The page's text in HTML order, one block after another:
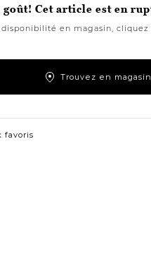
goût! Cet article est en
en magasin, cliquez
Trouvez en magasin
favoris